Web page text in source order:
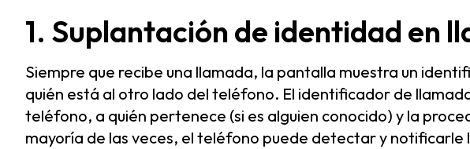
1. Suplantación de identidad en
Siempre que recibe una llamada, la pantalla muestra un
quién está al otro lado del teléfono. El identificador de
teléfono, a quién pertenece (si es alguien conocido) y la
mayoría de las veces, el teléfono puede detectar y notificarle